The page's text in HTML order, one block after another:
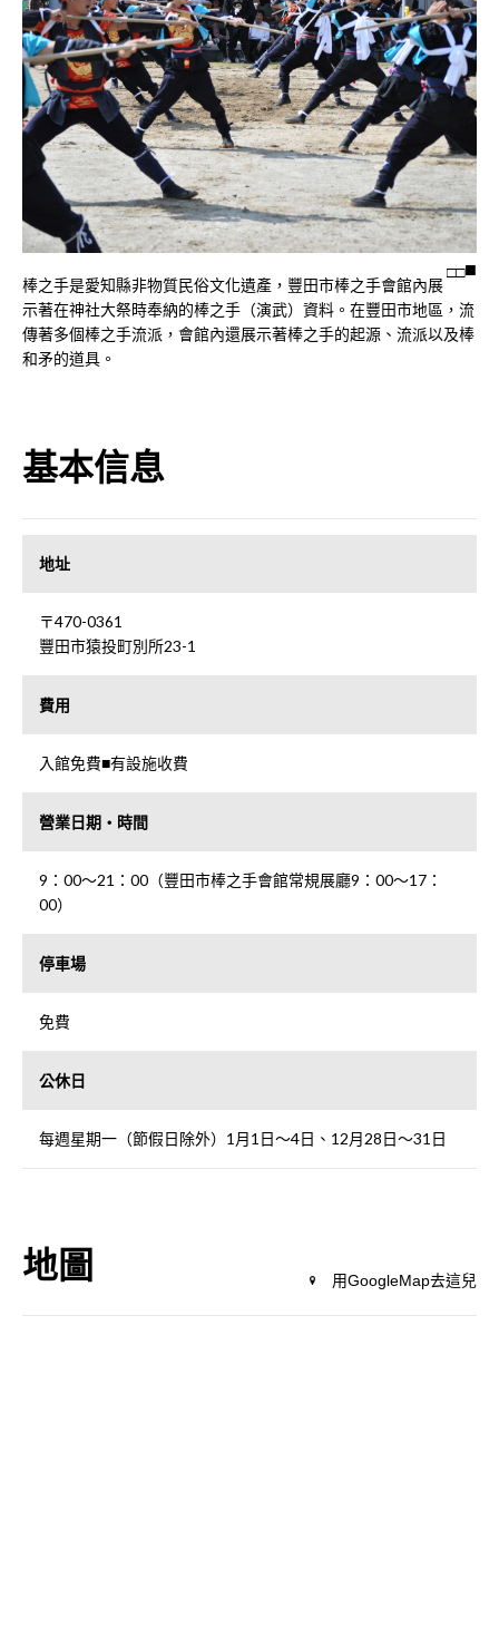
□□
棒之手是愛知縣非物質民俗文化遺產，豐田市棒之手會館內展
示著在神社大祭時奉納的棒之手（演武）資料。在豐田市地區，流
傳著多個棒之手流派，會館內還展示著棒之手的起源、流派以及棒
和矛的道具。
基本信息
地址
〒470-0361
豐田市猿投町別所23-1
費用
入館免費■有設施收費
營業日期・時間
9：00～21：00（豐田市棒之手會館常規展廳9：00～17：
00）
停車場
免費
公休日
每週星期一（節假日除外）1月1日～4日、12月28日～31日
地圖 用GoogleMap去這兒